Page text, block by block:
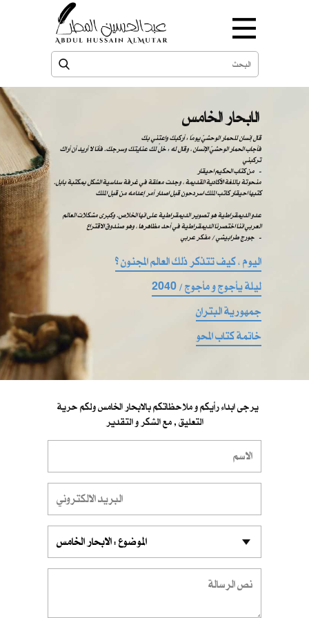
الابحار الخامس
قال إنسان للحمار الوحشيّ يومًا : أركبك واعتني بك
تركبني
من كتاب الحكيم احيقار -
منحوتة باللغة الأكادية القديمة ، وجدت معلقة في غرفة سداسية الشكل بمكتبة بابل.
كتبها احيقار كاتب الملك اسردحون قبل اصدار أمر إعدامه من قبل الملك
عدو الديمقراطية هو تصوير الديمقراطية على انها الخلاص. وكبرى مشكلات العالم
العربي اننا اختصرنا الديمقراطية في أحد مظاهرها ، وهو صندوق الاقتراع
​​ ​​جورج طرابيشي / مفكر عربي -
اليوم ، كيف تتذكر ذلك العالم المجنون ؟
ليلة يأجوج و مأجوج / 2040
جمهورية البتران
خاتمة كتاب المحو
التعليق , مع الشكر و التقدير